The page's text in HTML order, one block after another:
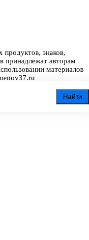
Найти
знаков,
принадлежат авторам
материалов